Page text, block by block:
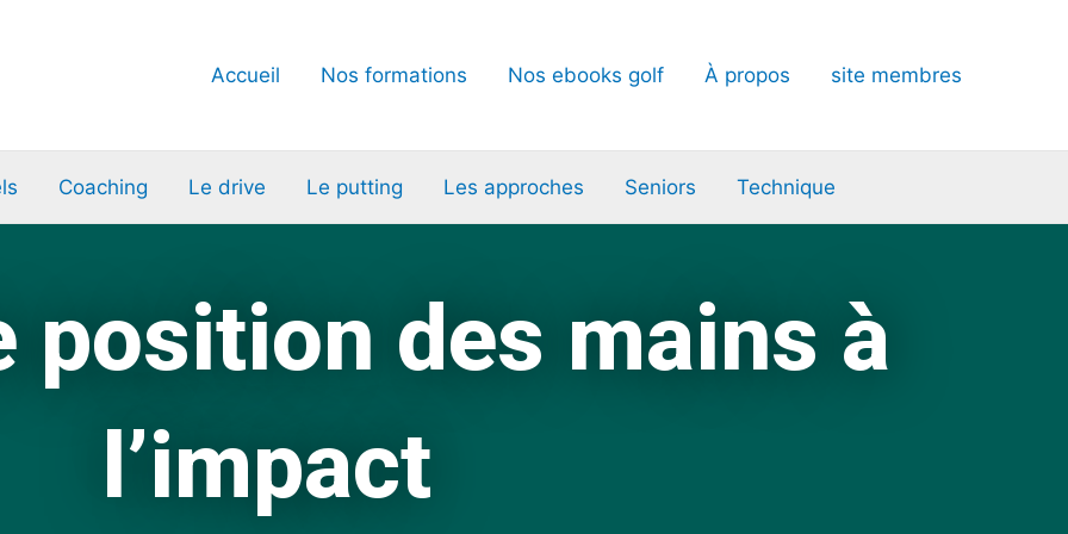
Accueil Nos formations Nos ebooks golf À propos site membres
Coaching Le drive Le putting Les approches Seniors Technique
position des mains à
l’impact